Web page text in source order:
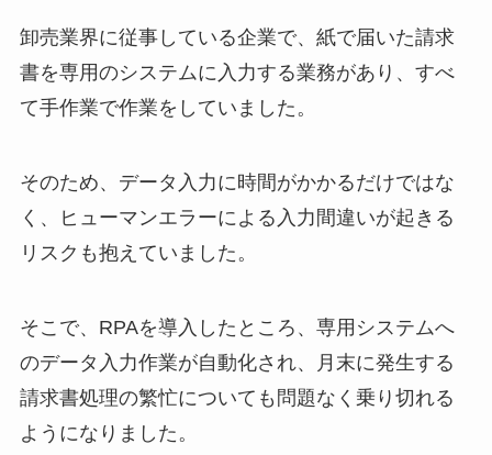
卸売業界に従事している企業で、紙で届いた請求
書を専用のシステムに入力する業務があり、すべ
て手作業で作業をしていました。
そのため、データ入力に時間がかかるだけではな
く、ヒューマンエラーによる入力間違いが起きる
リスクも抱えていました。
そこで、RPAを導入したところ、専用システムへ
のデータ入力作業が自動化され、月末に発生する
請求書処理の繁忙についても問題なく乗り切れる
ようになりました。